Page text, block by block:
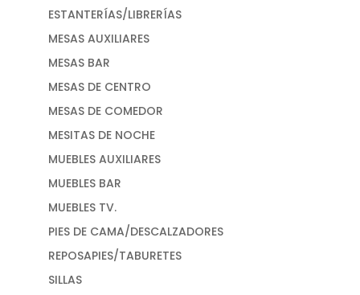
ESTANTERÍAS/LIBRERÍAS
MESAS AUXILIARES
MESAS BAR
MESAS DE CENTRO
MESAS DE COMEDOR
MESITAS DE NOCHE
MUEBLES AUXILIARES
MUEBLES BAR
MUEBLES TV.
PIES DE CAMA/DESCALZADORES
REPOSAPIES/TABURETES
SILLAS